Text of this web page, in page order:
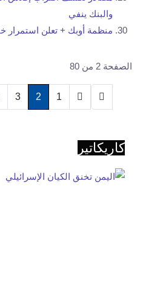
والبنك ينفي
منظمة أوبك + تعلن استمرار
الصفحة 2 من 80
1
2
3
كاريكاتير